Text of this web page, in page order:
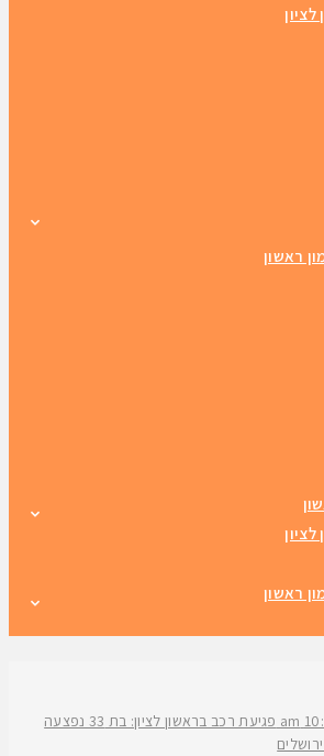
ראשון
ראשון
פגיעת רכב בראשון לציון: בת 33 נפצעה